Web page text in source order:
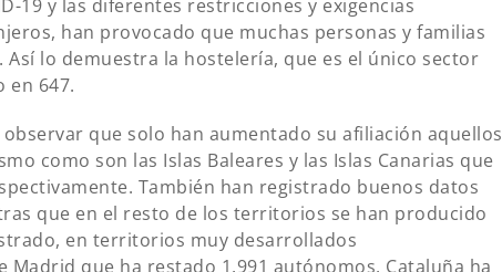
19 y las diferentes restricciones y exigencias
han provocado que muchas personas y familias
lo demuestra la hostelería, que es el único sector
en 647.
que solo han aumentado su afiliación aquellos
como son las Islas Baleares y las Islas Canarias que
También han registrado buenos datos
que en el resto de los territorios se han producido
en territorios muy desarrollados
que ha restado 1.991 autónomos, Cataluña ha